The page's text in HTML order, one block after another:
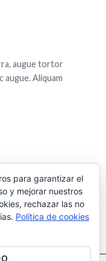
augue tortor
augue. Aliquam
para garantizar el
y mejorar nuestros
rechazar las no
Política de cookies